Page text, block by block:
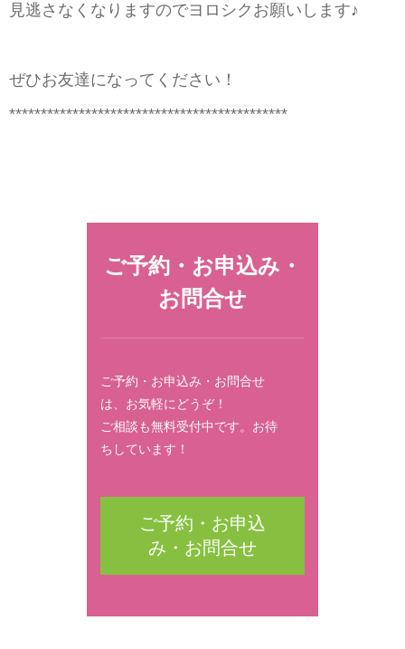
見逃さなくなりますのでヨロシクお願いします♪
ぜひお友達になってください！
********************************************
ご予約・お申込み・
お問合せ
ご予約・お申込み・お問合せ
は、お気軽にどうぞ！
ご相談も無料受付中です。お待
ちしています！
ご予約・お申込
み・お問合せ